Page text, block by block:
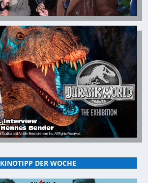
KINOTIPP DER WOCHE